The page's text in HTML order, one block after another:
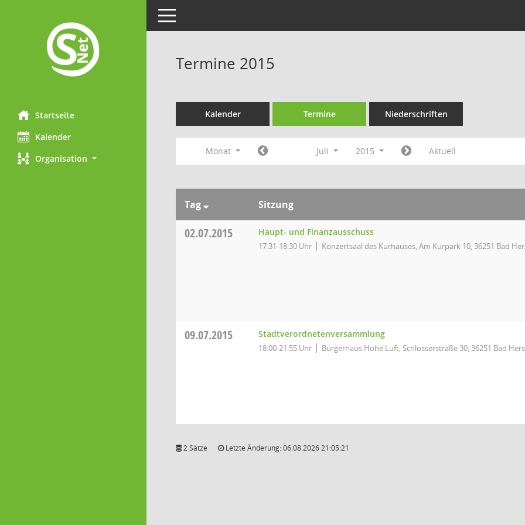
Startseite
Kalender
Organisation
Toggle navigation
Termine 2015
Kalender Termine Niederschriften
Monat Juli 2015 Aktuell
Tag Sitzung
02.07.2015 Haupt- und Finanzausschuss
17:31-18:30 Uhr Konzertsaal des Kurhauses, Am Kurpark 10, 36251 Bad
09.07.2015 Stadtverordnetenversammlung
18:00-21:55 Uhr Bürgerhaus Hohe Luft, Schlosserstraße 30, 36251 Bad
2 Sätze Letzte Änderung: 06.08.2026 21:05:21